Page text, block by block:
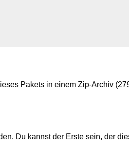
Pakets in einem Zip-Archiv
Du kannst der Erste sein, der